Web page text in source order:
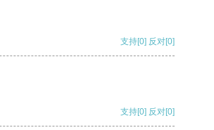
支持[0] 反对[0]
支持[0] 反对[0]